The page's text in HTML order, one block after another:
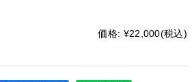
価格: ¥22,000(税込)